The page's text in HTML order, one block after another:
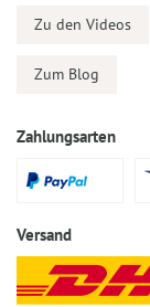
Zu den Videos
Zum Blog
Zahlungsarten
Versand